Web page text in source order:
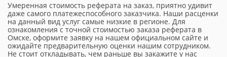
Умеренная стоимость реферата на заказ, приятно удивит
даже самого платежеспособного заказчика. Наши расценки
на данный вид услуг самые низкие в регионе. Для
ознакомления с точной стоимостью заказа реферата в
Омске, оформите заявку на нашем официальном сайте и
ожидайте предварительную оценки нашим сотрудником.
Не стоит откладывать, чем раньше вы закажите у нас